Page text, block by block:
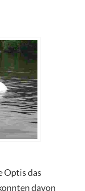
Optis das
davon